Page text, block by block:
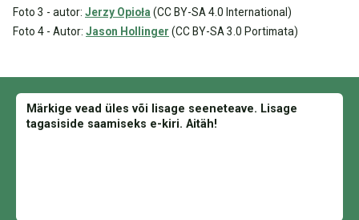
Foto 3 - autor: Jerzy Opioła (CC BY-SA 4.0 International)
Foto 4 - Autor: Jason Hollinger (CC BY-SA 3.0 Portimata)